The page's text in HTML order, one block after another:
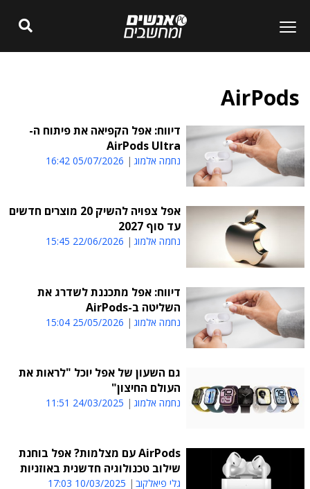
AirPods
דיווח: אפל הקפיאה את פיתוח ה-
AirPods Ultra
נחמה אלמוג 05/07/2026 16:42
אפל צפויה להשיק 20 מוצרים חדשים
עד סוף 2027
נחמה אלמוג 22/06/2026 15:45
דיווח: אפל מתכננת לשדרג את
השליטה ב-AirPods
נחמה אלמוג 25/05/2026 15:04
גם השעון של אפל יוכל "לראות את
העולם החיצון"
נחמה אלמוג 24/03/2025 11:51
AirPods עם מצלמות? אפל בוחנת
שילוב טכנולוגיה חדשנית באוזניות
גלי פיאלקוב 10/03/2025 17:03